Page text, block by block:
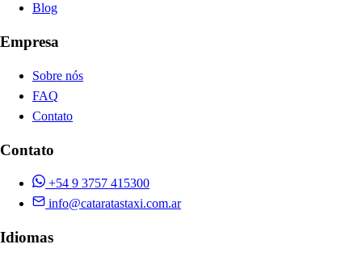
Blog
Empresa
Sobre nós
FAQ
Contato
Contato
+54 9 3757 415300
info@cataratastaxi.com.ar
Idiomas